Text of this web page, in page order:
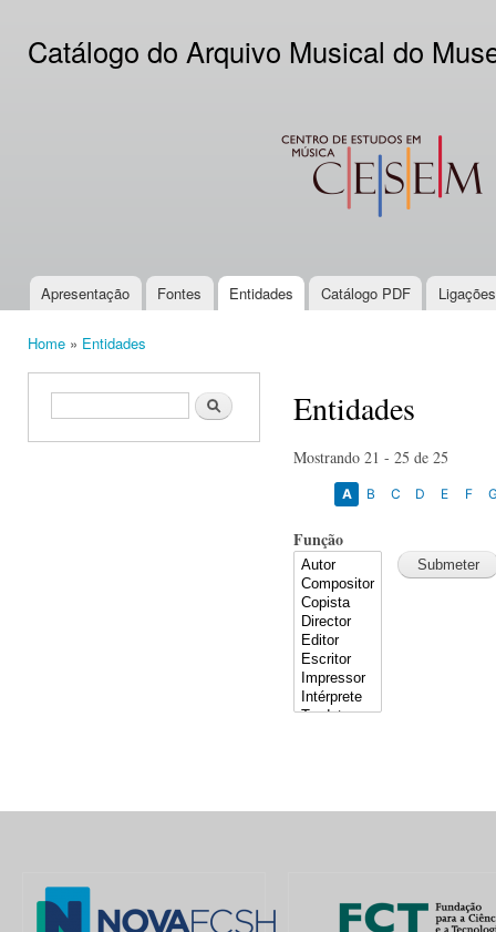
Catálogo do Arquivo Musical do
CESEM
Main menu
Apresentação Fontes Entidades Catálogo PDF
Home » Entidades
Search form Search Entidades
Mostrando 21 - 25 de 25
A B C D E F
Função